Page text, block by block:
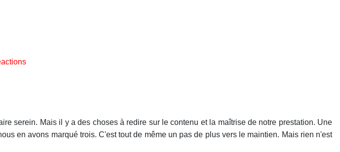
serein. Mais il y a des choses à redire sur le contenu et la maîtrise de notre prestation. Une
en avons marqué trois. C'est tout de même un pas de plus vers le maintien. Mais rien n'est